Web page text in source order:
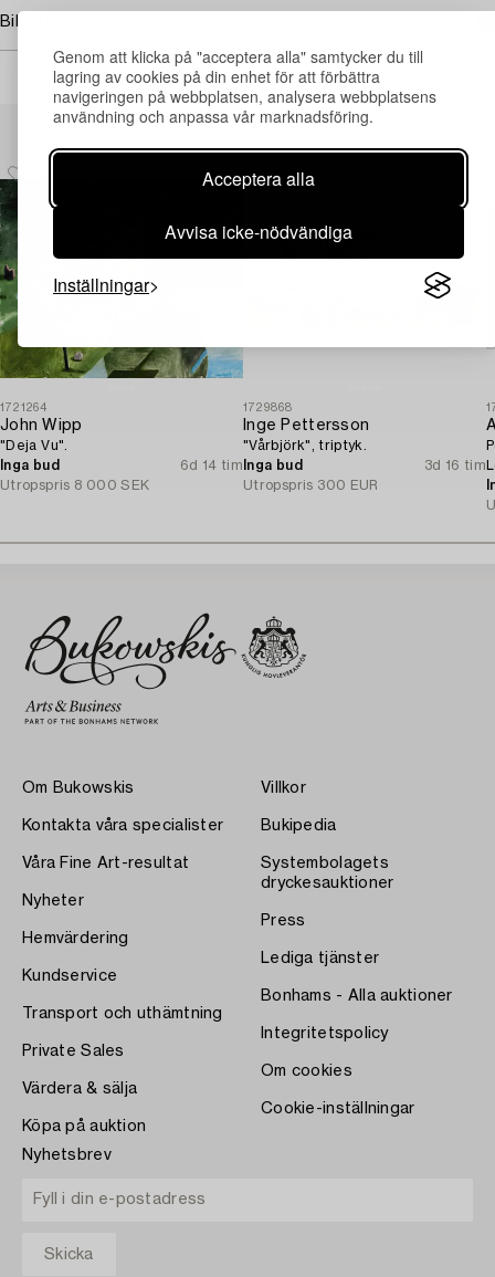
Genom att klicka på "acceptera alla" samtycker du till
lagring av cookies på din enhet för att förbättra
navigeringen på webbplatsen, analysera webbplatsens
användning och anpassa vår marknadsföring.
Acceptera alla
Avvisa icke-nödvändiga
Inställningar
Bildrättigheter
Andra har även tittat på
1721264
John Wipp
"Deja Vu".
Inga bud
6d 14 tim
Utropspris 8 000 SEK
1729868
Inge Pettersson
"Vårbjörk", triptyk.
Inga bud
3d 16 tim
Utropspris 300 EUR
Om Bukowskis
Kontakta våra specialister
Våra Fine Art-resultat
Nyheter
Hemvärdering
Kundservice
Transport och uthämtning
Private Sales
Värdera & sälja
Köpa på auktion
Villkor
Bukipedia
Systembolagets
dryckesauktioner
Press
Lediga tjänster
Bonhams - Alla auktioner
Integritetspolicy
Om cookies
Cookie-inställningar
Nyhetsbrev